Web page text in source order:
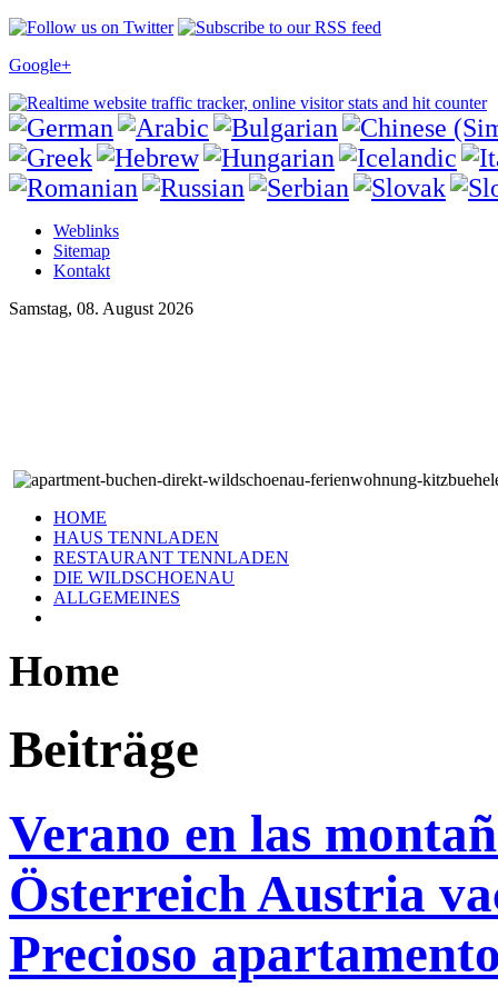
Google+
Weblinks
Sitemap
Kontakt
Samstag, 08. August 2026
HOME
HAUS TENNLADEN
RESTAURANT TENNLADEN
DIE WILDSCHOENAU
ALLGEMEINES
Home
Beiträge
Verano en las
Österreich Austria
Precioso